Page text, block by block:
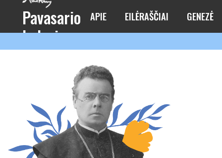
Pavasario
balsai
APIE EILĖRAŠČIAI GENEZĖ